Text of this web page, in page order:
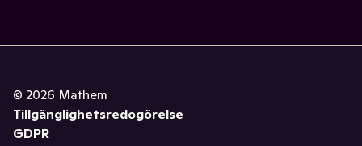
© 2026 Mathem
Tillgänglighetsredogörelse
GDPR